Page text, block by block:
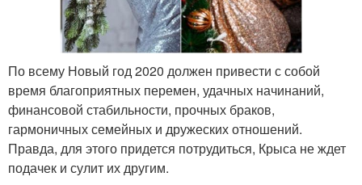
По всему Новый год 2020 должен привести с собой
время благоприятных перемен, удачных начинаний,
финансовой стабильности, прочных браков,
гармоничных семейных и дружеских отношений.
Правда, для этого придется потрудиться, Крыса не ждет
подачек и сулит их другим.